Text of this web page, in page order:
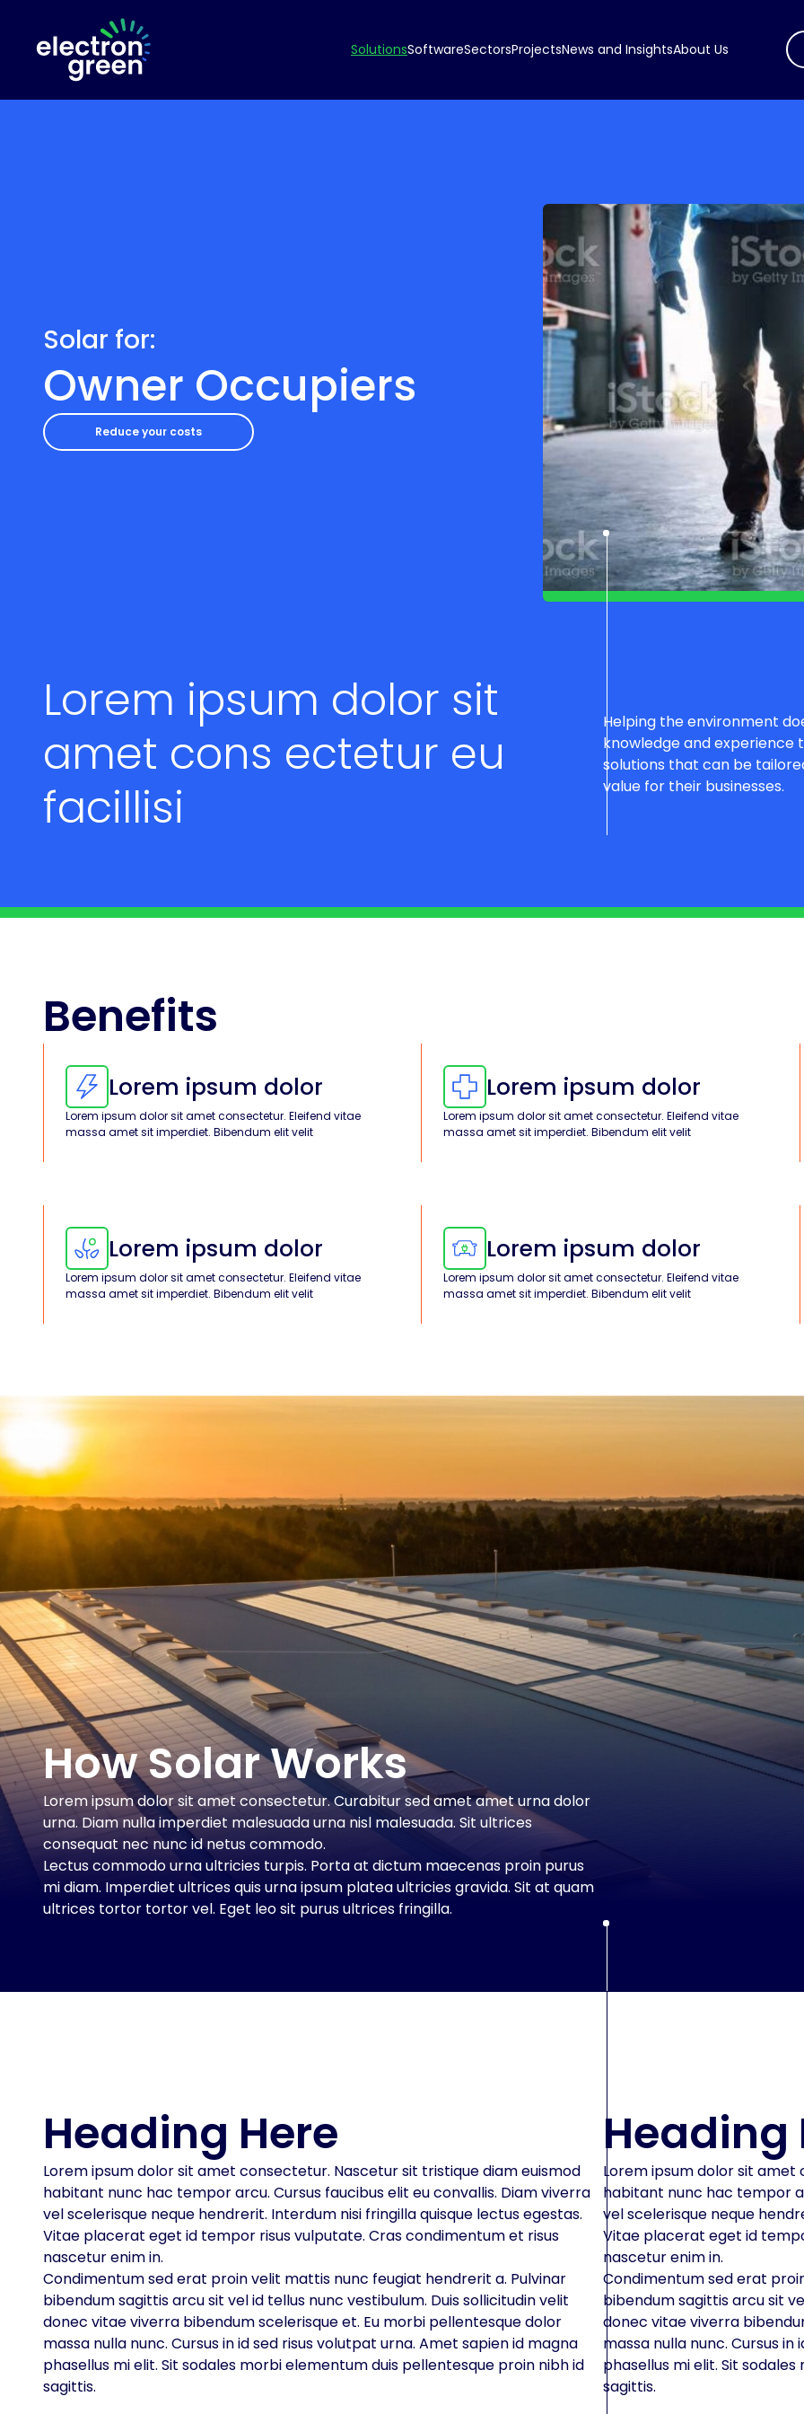
SolutionsSoftwareSectorsProjectsNews and InsightsAbout Us
Solar for:
Owner Occupiers
Reduce your costs
Lorem ipsum dolor sit
amet cons ectetur eu
facillisi
Helping the environment
knowledge and experience
solutions that can be
value for their businesses.
Circle dot at the top of the
Dividing line
Dividing line
Dividing bar
Benefits
Lorem ipsum dolor
Lorem ipsum dolor sit amet consectetur. Eleifend vitae
massa amet sit imperdiet. Bibendum elit velit
Lorem ipsum dolor
Lorem ipsum dolor sit amet consectetur. Eleifend vitae
massa amet sit imperdiet. Bibendum elit velit
Lorem ipsum dolor
Lorem ipsum dolor sit amet consectetur. Eleifend vitae
massa amet sit imperdiet. Bibendum elit velit
Lorem ipsum dolor
Lorem ipsum dolor sit amet consectetur. Eleifend vitae
massa amet sit imperdiet. Bibendum elit velit
How Solar Works
Lorem ipsum dolor sit amet consectetur. Curabitur sed amet amet urna dolor
urna. Diam nulla imperdiet malesuada urna nisl malesuada. Sit ultrices
consequat nec nunc id netus commodo.
Lectus commodo urna ultricies turpis. Porta at dictum maecenas proin purus
mi diam. Imperdiet ultrices quis urna ipsum platea ultricies gravida. Sit at quam
ultrices tortor tortor vel. Eget leo sit purus ultrices fringilla.
Background gradient from bottom of image to halfway
Heading Here
Lorem ipsum dolor sit amet consectetur. Nascetur sit tristique diam euismod
habitant nunc hac tempor arcu. Cursus faucibus elit eu convallis. Diam viverra
vel scelerisque neque hendrerit. Interdum nisi fringilla quisque lectus egestas.
Vitae placerat eget id tempor risus vulputate. Cras condimentum et risus
nascetur enim in.
Condimentum sed erat proin velit mattis nunc feugiat hendrerit a. Pulvinar
bibendum sagittis arcu sit vel id tellus nunc vestibulum. Duis sollicitudin velit
donec vitae viverra bibendum scelerisque et. Eu morbi pellentesque dolor
massa nulla nunc. Cursus in id sed risus volutpat urna. Amet sapien id magna
phasellus mi elit. Sit sodales morbi elementum duis pellentesque proin nibh id
sagittis.
Heading
Lorem ipsum dolor sit
habitant nunc hac tempor
vel scelerisque neque
Vitae placerat eget id
nascetur enim in.
Condimentum sed erat
bibendum sagittis arcu sit
donec vitae viverra
massa nulla nunc. Cursus
phasellus mi elit. Sit
sagittis.
Circle dot at the top of the